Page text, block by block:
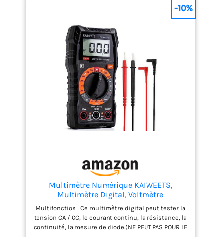
Multimètre Numérique KAIWEETS,
Multimètre Digital, Voltmètre
Multifonctions 2000 Comptes, Testeur
Électrique, Ohmmètre, Mesure La Tension
CA/CC, Courant CC, Résistance,
Continuité, Diode
Multifonction : Ce multimètre digital peut tester la
tension CA / CC, le courant continu, la résistance, la
continuité, la mesure de diode.(NE PEUT PAS POUR LE
-10%